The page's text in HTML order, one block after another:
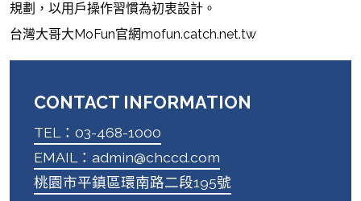
規劃，以用戶操作習慣為初衷設計。
台灣大哥大MoFun官網mofun.catch.net.tw
CONTACT INFORMATION
TEL：03-468-1000
EMAIL：admin@chccd.com
桃園市平鎮區環南路二段195號